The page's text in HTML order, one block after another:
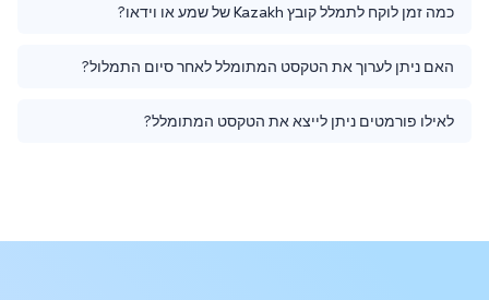
כמה זמן לוקח לתמלל קובץ Kazakh של שמע או וידאו?
האם ניתן לערוך את הטקסט המתומלל לאחר סיום התמלול?
לאילו פורמטים ניתן לייצא את הטקסט המתומלל?